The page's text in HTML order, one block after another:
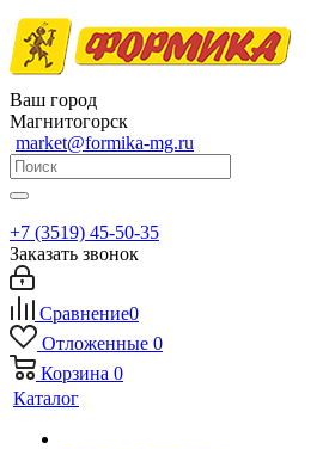
Ваш город
Магнитогорск
market@formika-mg.ru
+7 (3519) 45-50-35
Заказать звонок
Сравнение0
Отложенные 0
Корзина 0
Каталог